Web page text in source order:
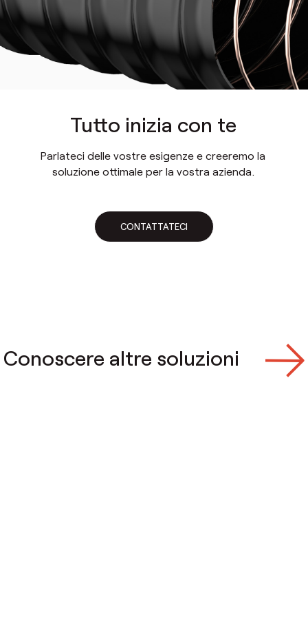
Tutto inizia con te
Parlateci delle vostre esigenze e creeremo la
soluzione ottimale per la vostra azienda.
CONTATTATECI
Conoscere altre soluzioni